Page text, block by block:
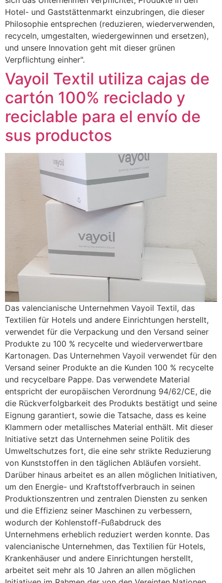
Hotel- und Gaststättenmarkt einzubringen, die dieser
Philosophie entsprechen (reduzieren, wiederverwenden,
recyceln, umgestalten, wiedergewinnen und ersetzen),
und unsere Innovation geht mit dieser grünen
Verpflichtung einher".
Vayoil Textil utiliza cajas de
cartón 100% reciclado y
reciclable para el envío de
sus productos
Das valencianische Unternehmen Vayoil Textil, das
Textilien für Hotels und andere Einrichtungen herstellt,
verwendet für die Verpackung und den Versand seiner
Produkte zu 100 % recycelte und wiederverwertbare
Kartonagen. Das Unternehmen Vayoil verwendet für den
Versand seiner Produkte an die Kunden 100 % recycelte
und recycelbare Pappe. Das verwendete Material
entspricht der europäischen Verordnung 94/62/CE, die
die Rückverfolgbarkeit des Produkts bestätigt und seine
Eignung garantiert, sowie die Tatsache, dass es keine
Klammern oder metallisches Material enthält. Mit dieser
Initiative setzt das Unternehmen seine Politik des
Umweltschutzes fort, die eine sehr strikte Reduzierung
von Kunststoffen in den täglichen Abläufen vorsieht.
Darüber hinaus arbeitet es an allen möglichen Initiativen,
um den Energie- und Kraftstoffverbrauch in seinen
Produktionszentren und zentralen Diensten zu senken
und die Effizienz seiner Maschinen zu verbessern,
wodurch der Kohlenstoff-Fußabdruck des
Unternehmens erheblich reduziert werden konnte. Das
valencianische Unternehmen, das Textilien für Hotels,
Krankenhäuser und andere Einrichtungen herstellt,
arbeitet seit mehr als 10 Jahren an allen möglichen